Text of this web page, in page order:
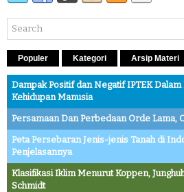
Populer Kategori Arsip Materi
Dampak Positif dan Negatif IPTEK
Kehidupan Manusia
Persamaan Dan Perbedaan Orde Lama,
Peta Persebaran Jenis-jenis Tanah di
Penjelasannya
Klasifikasi Iklim Menurut Koppen,
Schmidt